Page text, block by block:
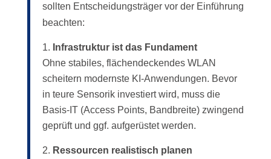
sollten Entscheidungsträger vor der Einführung
beachten:
Infrastruktur ist das Fundament
Ohne stabiles, flächendeckendes WLAN
scheitern modernste KI-Anwendungen. Bevor
in teure Sensorik investiert wird, muss die
Basis-IT (Access Points, Bandbreite) zwingend
geprüft und ggf. aufgerüstet werden.
Ressourcen realistisch planen